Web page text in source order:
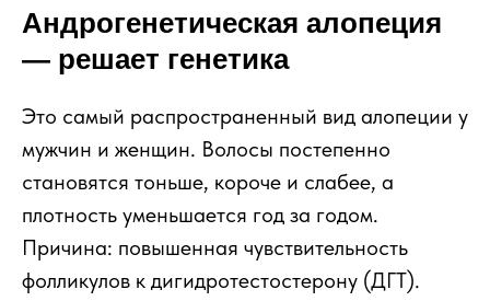
Андрогенетическая алопеция
— решает генетика
Это самый распространенный вид алопеции у
мужчин и женщин. Волосы постепенно
становятся тоньше, короче и слабее, а
плотность уменьшается год за годом.
Причина: повышенная чувствительность
фолликулов к дигидротестостерону (ДГТ).